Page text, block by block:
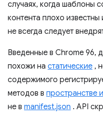
случаях, когда шаблоны
контента плохо известны
не всегда следует
Введенные в Chrome 96,
похожи на статические ,
содержимого
методов в пространстве
не в manifest.json . API